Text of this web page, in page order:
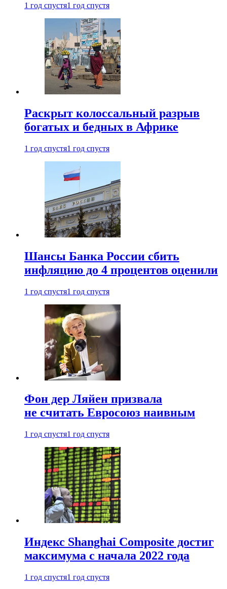
1 год спустя1 год спустя
Раскрыт колоссальный разрыв
богатых и бедных в Африке
1 год спустя1 год спустя
Шансы Банка России сбить
инфляцию до 4 процентов оценили
1 год спустя1 год спустя
Фон дер Ляйен призвала
не считать Евросоюз наивным
1 год спустя1 год спустя
Индекс Shanghai Composite достиг
максимума с начала 2022 года
1 год спустя1 год спустя